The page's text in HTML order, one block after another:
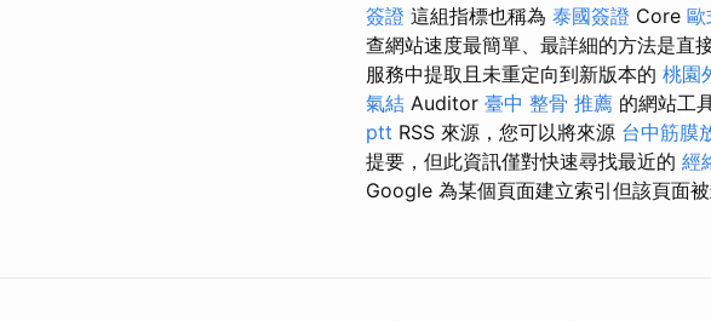
簽證 這組指標也稱為 泰國簽證 Core 歐
查網站速度最簡單、最詳細的方法是直
服務中提取且未重定向到新版本的 桃園
氣結 Auditor 臺中 整骨 推薦 的網站工
ptt RSS 來源，您可以將來源 台中筋膜
提要，但此資訊僅對快速尋找最近的 經
Google 為某個頁面建立索引但該頁面